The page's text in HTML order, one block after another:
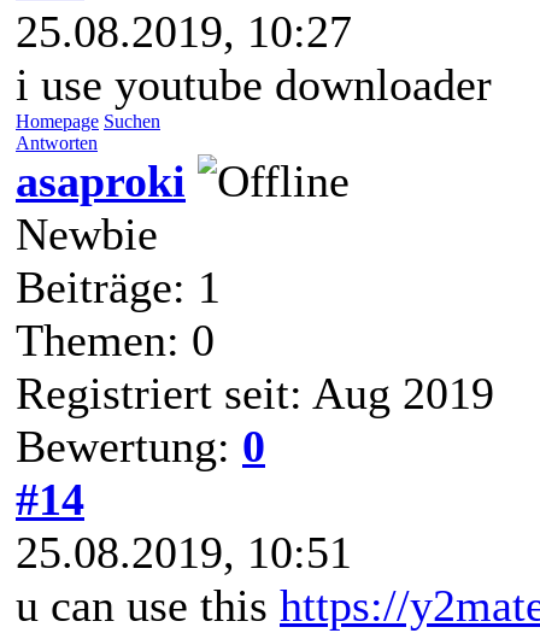
25.08.2019, 10:27
i use youtube downloader
Homepage Suchen
Antworten
asaproki
Newbie
Beiträge: 1
Themen: 0
Registriert seit: Aug 2019
Bewertung: 0
#14
25.08.2019, 10:51
u can use this https://